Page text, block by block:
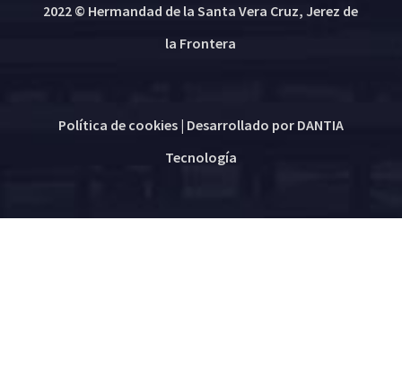
2022 © Hermandad de la Santa Vera Cruz, Jerez de
la Frontera
Política de cookies| Desarrollado por DANTIA
Tecnología